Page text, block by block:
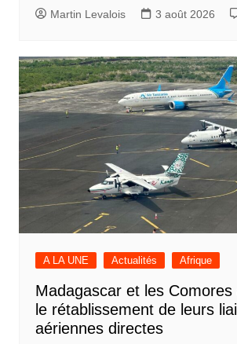
Martin Levalois 3 août 2026
A LA UNE Actualités Afrique
Madagascar et les Comores
le rétablissement de leurs
aériennes directes